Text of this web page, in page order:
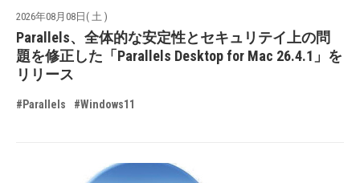
2026年08月08日( 土 )
Parallels、全体的な安定性とセキュリテイ上の問
題を修正した「Parallels Desktop for Mac 26.4.1」を
リリース
#Parallels #Windows11